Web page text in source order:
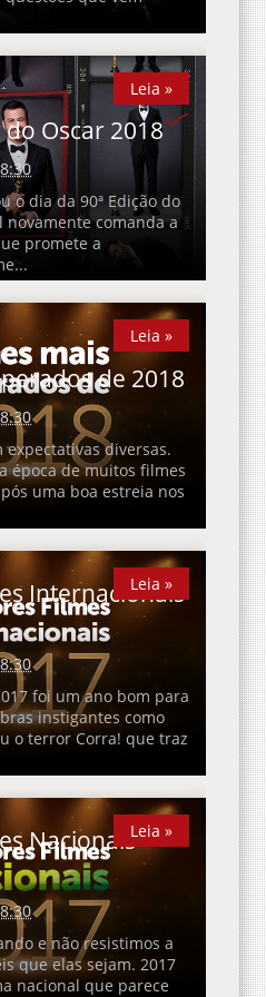
Oscar 2018
o dia da 90ª Edição do
novamente comanda a
promete a
Leia »
Leia »
de 2018
expectativas diversas.
época de muitos filmes
uma boa estreia nos
Leia »
Leia »
Internacionais
foi um ano bom para
instigantes como
o terror Corra! que traz
Leia »
Leia »
Nacionais
e não resistimos a
que elas sejam. 2017
nacional que parece
Leia »
Leia »